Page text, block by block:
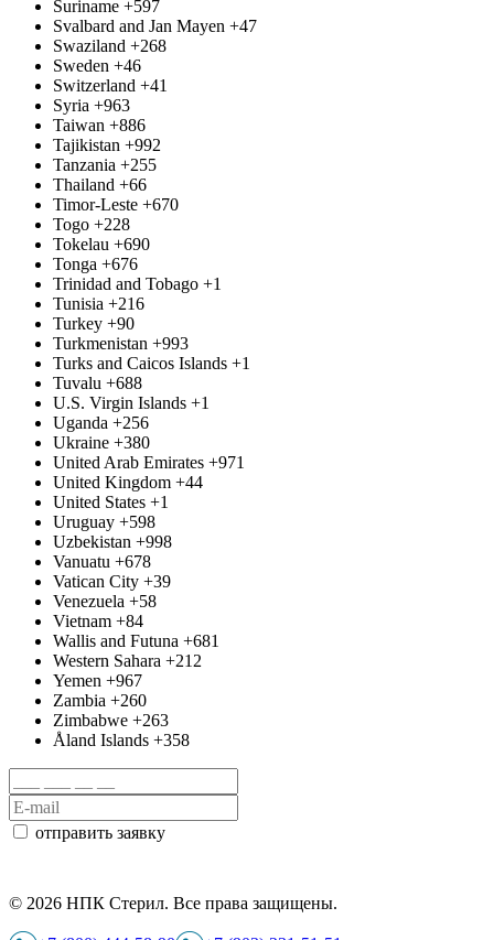
Suriname +597
Svalbard and Jan Mayen +47
Swaziland +268
Sweden +46
Switzerland +41
Syria +963
Taiwan +886
Tajikistan +992
Tanzania +255
Thailand +66
Timor-Leste +670
Togo +228
Tokelau +690
Tonga +676
Trinidad and Tobago +1
Tunisia +216
Turkey +90
Turkmenistan +993
Turks and Caicos Islands +1
Tuvalu +688
U.S. Virgin Islands +1
Uganda +256
Ukraine +380
United Arab Emirates +971
United Kingdom +44
United States +1
Uruguay +598
Uzbekistan +998
Vanuatu +678
Vatican City +39
Venezuela +58
Vietnam +84
Wallis and Futuna +681
Western Sahara +212
Yemen +967
Zambia +260
Zimbabwe +263
Åland Islands +358
отправить заявку
© 2026 НПК Стерил. Все права защищены.